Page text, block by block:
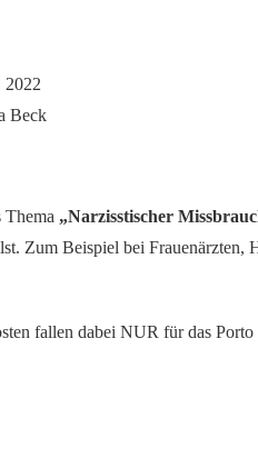
2022
Beck
Thema „Narzisstischer
Zum Beispiel bei Frauenärzten,
fallen dabei NUR für das